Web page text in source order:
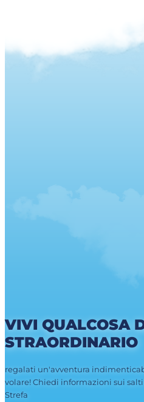
VIVI QUALCOSA
STRAORDINARIO
regalati un'avventura
volare! Chiedi informazioni sui
Strefa